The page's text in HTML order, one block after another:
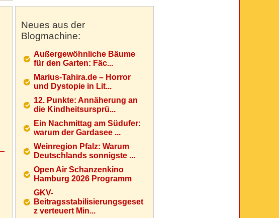
Neues aus der
Blogmachine:
Außergewöhnliche Bäume
für den Garten: Fäc...
Marius-Tahira.de – Horror
und Dystopie in Lit...
12. Punkte: Annäherung an
die Kindheitsursprü...
Ein Nachmittag am Südufer:
warum der Gardasee ...
Weinregion Pfalz: Warum
Deutschlands sonnigste ...
Open Air Schanzenkino
Hamburg 2026 Programm
GKV-
Beitragsstabilisierungsgeset
z verteuert Min...